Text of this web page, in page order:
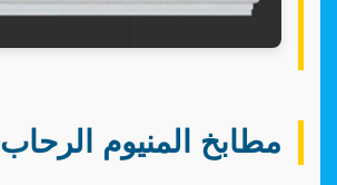
مطابخ المنيوم الرحاب